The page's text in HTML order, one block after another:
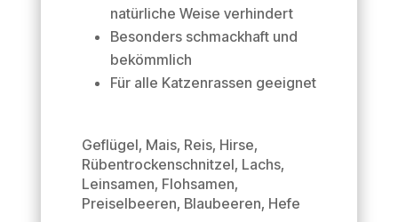
natürliche Weise verhindert
Besonders schmackhaft und
bekömmlich
Für alle Katzenrassen geeignet
Geflügel, Mais, Reis, Hirse,
Rübentrockenschnitzel, Lachs,
Leinsamen, Flohsamen,
Preiselbeeren, Blaubeeren, Hefe